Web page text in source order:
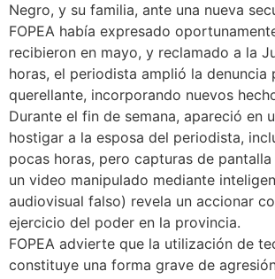
Negro, y su familia, ante una nueva
FOPEA había expresado
recibieron en mayo, y reclamado a la
horas, el periodista amplió la
querellante, incorporando nuevos
Durante el fin de semana, apareció
hostigar a la esposa del periodista,
pocas horas, pero capturas de
un video manipulado mediante
audiovisual falso) revela un accionar
ejercicio del poder en la provincia.
FOPEA advierte que la utilización de
constituye una forma grave de